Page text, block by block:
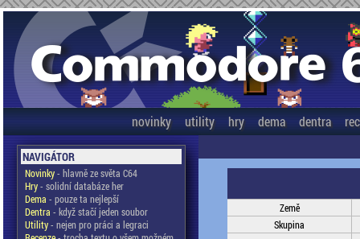
novinky utility hry dema dentra
NAVIGÁTOR
Novinky- hlavně ze světa C64
Hry- solidní databáze her
Dema - pouze ta nejlepší
Dentra - když stačí jeden soubor
Utility- nejen pro práci a legraci
Země
Skupina